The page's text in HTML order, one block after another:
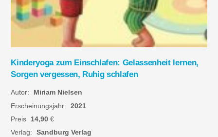
Kinderyoga zum Einschlafen: Gelassenheit lernen,
Sorgen vergessen, Ruhig schlafen
Autor:
Miriam Nielsen
Erscheinungsjahr:
2021
Preis
14,90 €
Verlag:
Sandburg Verlag